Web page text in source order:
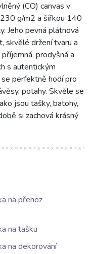
(CO) canvas v
g/m2 a šířkou 140
Jeho pevná plátnová
skvělé držení tvaru a
prodyšná a
s autentickým
perfektně hodí pro
potahy. Skvěle se
jsou tašky, batohy,
si zachová krásný
na přehoz
na tašku
na dekorování